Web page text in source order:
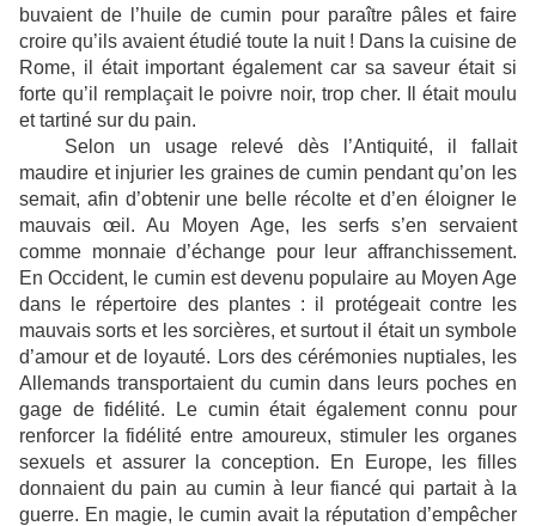
buvaient de l’huile de cumin pour paraître pâles et faire
croire qu’ils avaient étudié toute la nuit ! Dans la cuisine de
Rome, il était important également car sa saveur était si
forte qu’il remplaçait le poivre noir, trop cher. Il était moulu
et tartiné sur du pain.
Selon un usage relevé dès l’Antiquité, il fallait
maudire et injurier les graines de cumin pendant qu’on les
semait, afin d’obtenir une belle récolte et d’en éloigner le
mauvais œil. Au Moyen Age, les serfs s’en servaient
comme monnaie d’échange pour leur affranchissement.
En Occident, le cumin est devenu populaire au Moyen Age
dans le répertoire des plantes : il protégeait contre les
mauvais sorts et les sorcières, et surtout il était un symbole
d’amour et de loyauté. Lors des cérémonies nuptiales, les
Allemands transportaient du cumin dans leurs poches en
gage de fidélité. Le cumin était également connu pour
renforcer la fidélité entre amoureux, stimuler les organes
sexuels et assurer la conception. En Europe, les filles
donnaient du pain au cumin à leur fiancé qui partait à la
guerre. En magie, le cumin avait la réputation d’empêcher